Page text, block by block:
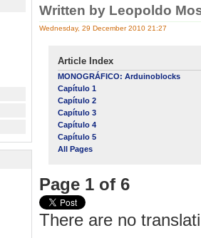
Written by Leopoldo
Wednesday, 29 December 2010 21:27
Article Index
MONOGRÁFICO: Arduinoblocks
Capítulo 1
Capítulo 2
Capítulo 3
Capítulo 4
Capítulo 5
All Pages
Page 1 of 6
There are no